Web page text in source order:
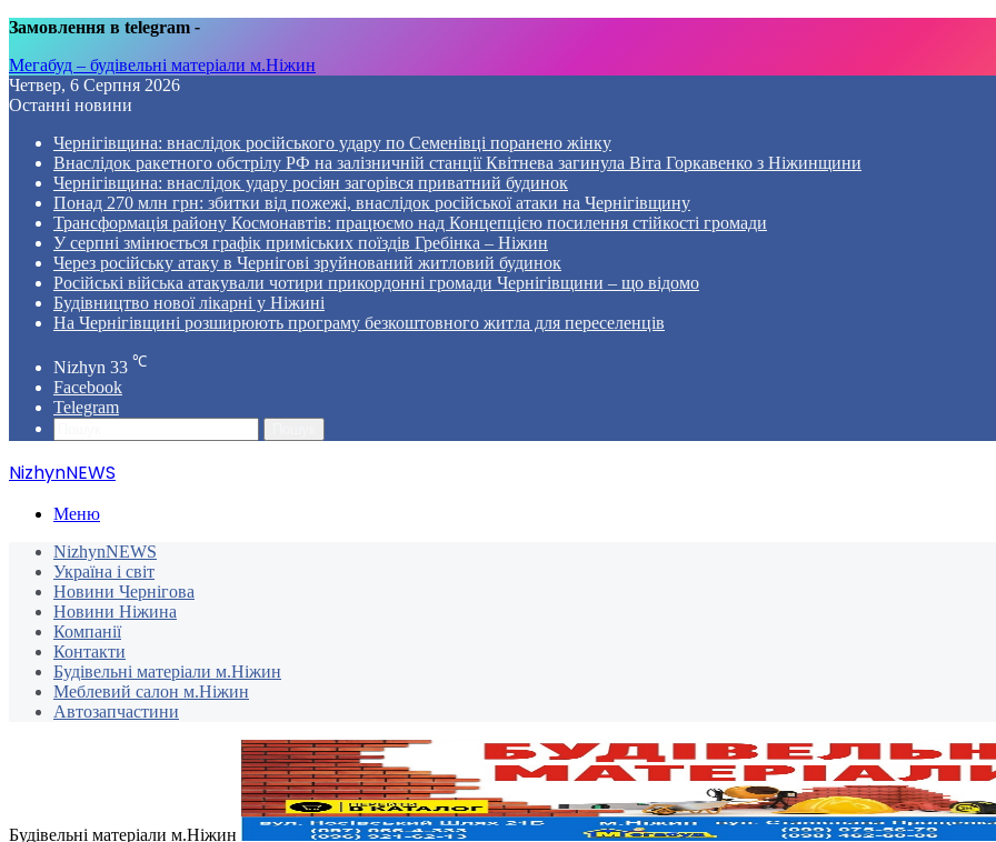
Замовлення в telegram -
Мегабуд – будівельні матеріали м.Ніжин
Четвер, 6 Серпня 2026
Останні новини
Чернігівщина: внаслідок російського удару по Семенівці поранено жінку
Внаслідок ракетного обстрілу РФ на залізничній станції Квітнева загинула Віта Горкавенко з Ніжинщини
Чернігівщина: внаслідок удару росіян загорівся приватний будинок
Понад 270 млн грн: збитки від пожежі, внаслідок російської атаки на Чернігівщину
Трансформація району Космонавтів: працюємо над Концепцією посилення стійкості громади
У серпні змінюється графік приміських поїздів Гребінка – Ніжин
Через російську атаку в Чернігові зруйнований житловий будинок
Російські війська атакували чотири прикордонні громади Чернігівщини – що відомо
Будівництво нової лікарні у Ніжині
На Чернігівщині розширюють програму безкоштовного житла для переселенців
Nizhyn 33 ℃
Facebook
Telegram
NizhynNEWS
Меню
NizhynNEWS
Україна і світ
Новини Чернігова
Новини Ніжина
Компанії
Контакти
Будівельні матеріали м.Ніжин
Меблевий салон м.Ніжин
Автозапчастини
Будівельні матеріали м.Ніжин